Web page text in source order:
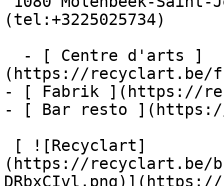
(tel:+3225025734)
(https://recyclart.be/
- [ Fabrik ](https://
- [ Bar resto
(https://recyclart.be/